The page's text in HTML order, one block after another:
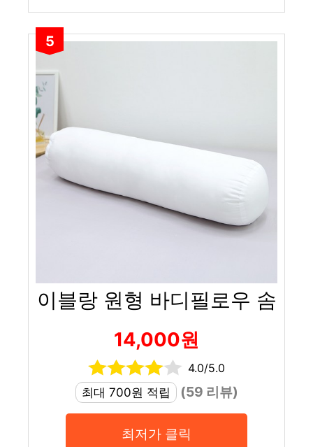
5
이블랑 원형 바디필로우 솜
14,000원
4.0/5.0
최대 700원 적립
(59 리뷰)
최저가 클릭